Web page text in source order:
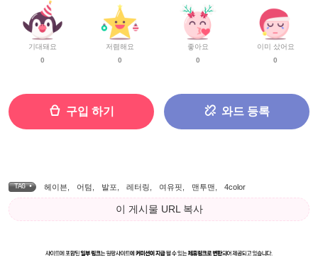
기대돼요
0
저렴해요
0
좋아요
0
이미 샀어요
0
구입 하기 와드 등록
TAG • 헤이븐 어텀 발포 레터링 여유핏 맨투맨 4color
이 게시물 URL 복사